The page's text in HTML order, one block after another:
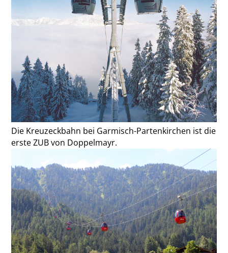
Die Kreuzeckbahn bei Garmisch-Partenkirchen ist die
erste ZUB von Doppelmayr.